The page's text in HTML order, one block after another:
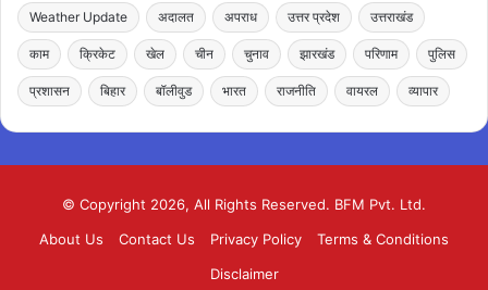
Weather Update अदालत अपराध उत्तर प्रदेश उत्तराखंड
काम क्रिकेट खेल चीन चुनाव झारखंड परिणाम पुलिस
प्रशासन बिहार बॉलीवुड भारत राजनीति वायरल व्यापार
© Copyright 2026, All Rights Reserved. BFM Pvt. Ltd.
About Us
Contact Us Privacy Policy
Terms & Conditions
Disclaimer